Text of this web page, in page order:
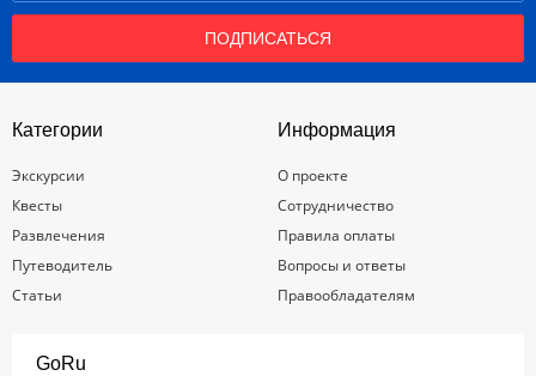
ПОДПИСАТЬСЯ
Категории
Экскурсии
Квесты
Развлечения
Путеводитель
Статьи
Информация
О проекте
Сотрудничество
Правила оплаты
Вопросы и ответы
Правообладателям
GoRu